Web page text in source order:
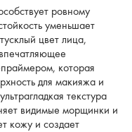
ровному
уменьшает
цвет лица,
которая
для макияжа и
текстура
видимые морщинки и
кожу и создает